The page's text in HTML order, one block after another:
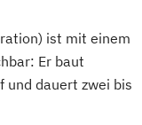
ist mit einem
Er baut
und dauert zwei bis